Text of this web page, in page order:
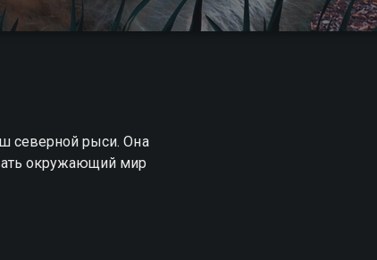
северной рыси. Она
окружающий мир